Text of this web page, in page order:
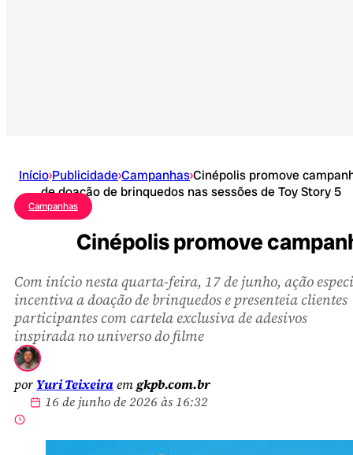
Início›Publicidade›Campanhas›Cinépolis promove
de doação de brinquedos nas sessões de Toy Story 5
Campanhas
Cinépolis promove
Com início nesta quarta-feira, 17 de junho, ação
incentiva a doação de brinquedos e presenteia clientes
participantes com cartela exclusiva de adesivos
inspirada no universo do filme
por Yuri Teixeiraemgkpb.com.br
16 de junho de 2026 às 16:32